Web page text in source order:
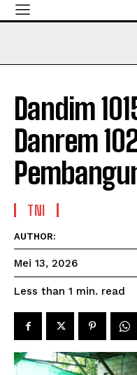
Dandim
Danrem
TNI
AUTHOR:
Mei 13, 2026
Less than 1 min. read